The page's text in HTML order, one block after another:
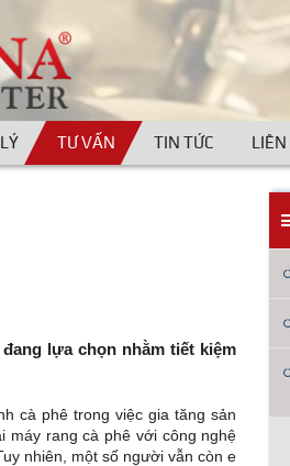
TƯ VẤN TIN TỨC LIÊN
lựa chọn nhằm tiết kiệm
cà phê trong việc gia tăng sản
máy rang cà phê với công nghệ
nhiên, một số người vẫn còn e